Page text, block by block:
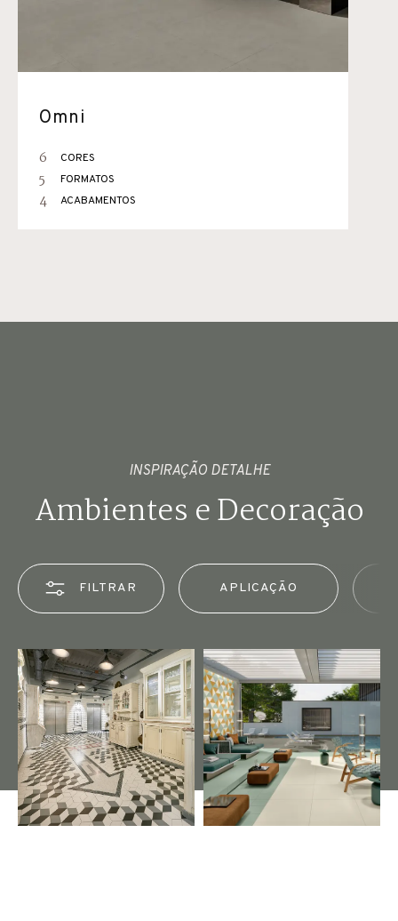
Omni
6 CORES
5 FORMATOS
4 ACABAMENTOS
INSPIRAÇÃO DETALHE
Ambientes e Decoração
FILTRAR APLICAÇÃO